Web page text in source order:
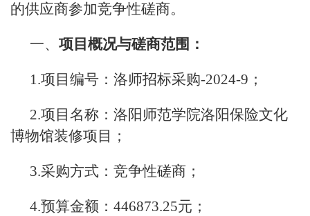
的供应商参加竞争性磋商。
一、 项目概况与磋商范围：
1.项目编号：洛师招标采购-2024-9；
2.项目名称：洛阳师范学院洛阳保险文化
博物馆装修项目；
3.采购方式：竞争性磋商；
4.预算金额：446873.25元；